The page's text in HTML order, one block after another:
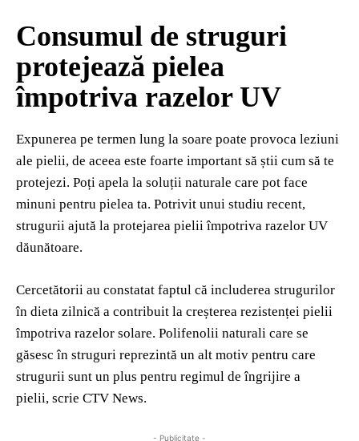
Consumul de struguri
protejează pielea
împotriva razelor UV
Expunerea pe termen lung la soare poate provoca leziuni
ale pielii, de aceea este foarte important să știi cum să te
protejezi. Poți apela la soluții naturale care pot face
minuni pentru pielea ta. Potrivit unui studiu recent,
strugurii ajută la protejarea pielii împotriva razelor UV
dăunătoare.
Cercetătorii au constatat faptul că includerea strugurilor
în dieta zilnică a contribuit la creșterea rezistenței pielii
împotriva razelor solare. Polifenolii naturali care se
găsesc în struguri reprezintă un alt motiv pentru care
strugurii sunt un plus pentru regimul de îngrijire a
pielii, scrie CTV News.
- Publicitate -